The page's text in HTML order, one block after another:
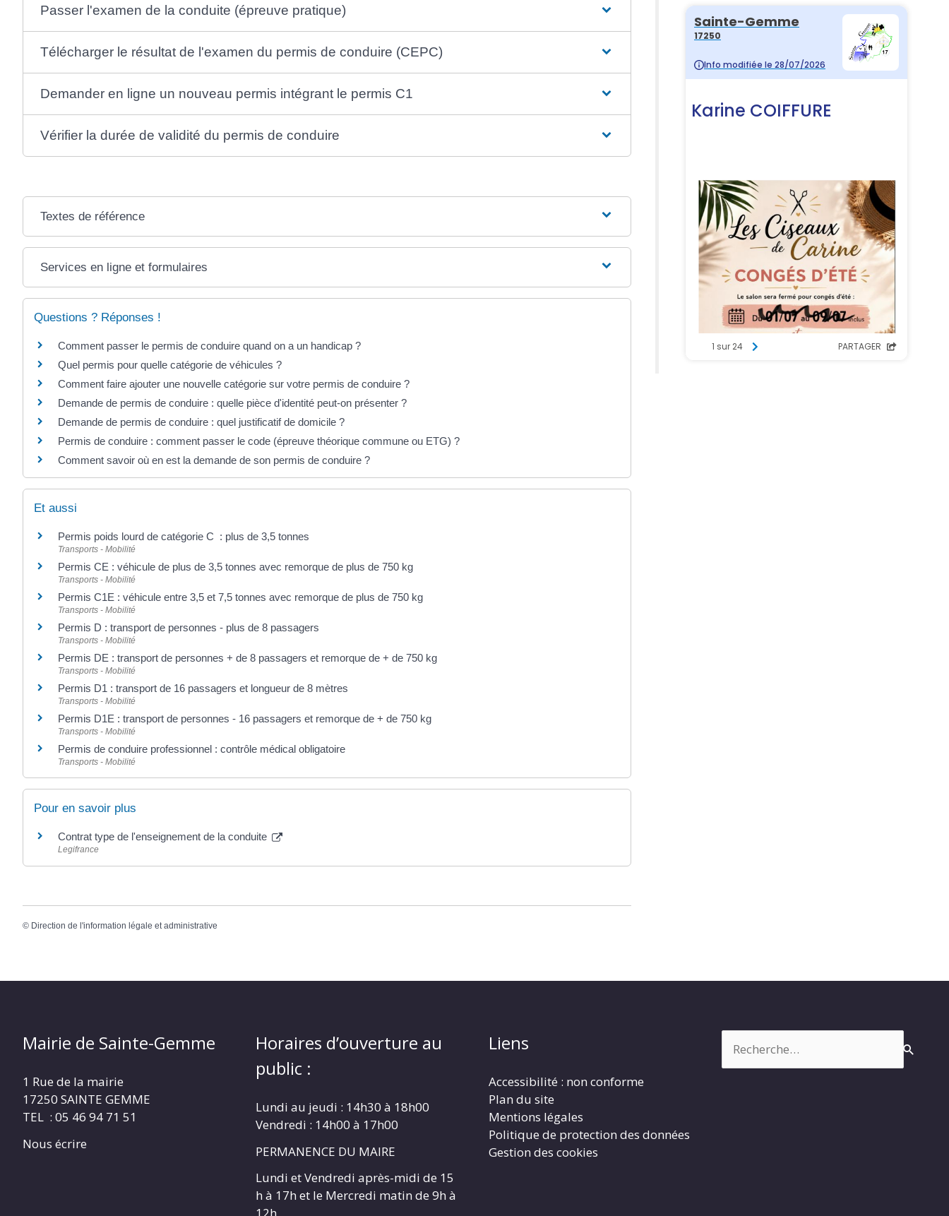
Passer l'examen de la conduite (épreuve pratique)
Télécharger le résultat de l'examen du permis de conduire (CEPC)
Demander en ligne un nouveau permis intégrant le permis C1
Vérifier la durée de validité du permis de conduire
Textes de référence
Services en ligne et formulaires
Questions ? Réponses !
Comment passer le permis de conduire quand on a un handicap ?
Quel permis pour quelle catégorie de véhicules ?
Comment faire ajouter une nouvelle catégorie sur votre permis de conduire ?
Demande de permis de conduire : quelle pièce d'identité peut-on présenter ?
Demande de permis de conduire : quel justificatif de domicile ?
Permis de conduire : comment passer le code (épreuve théorique commune ou ETG) ?
Comment savoir où en est la demande de son permis de conduire ?
Et aussi
Permis poids lourd de catégorie C : plus de 3,5 tonnes
Transports - Mobilité
Permis CE : véhicule de plus de 3,5 tonnes avec remorque de plus de 750 kg
Transports - Mobilité
Permis C1E : véhicule entre 3,5 et 7,5 tonnes avec remorque de plus de 750 kg
Transports - Mobilité
Permis D : transport de personnes - plus de 8 passagers
Transports - Mobilité
Permis DE : transport de personnes + de 8 passagers et remorque de + de 750 kg
Transports - Mobilité
Permis D1 : transport de 16 passagers et longueur de 8 mètres
Transports - Mobilité
Permis D1E : transport de personnes - 16 passagers et remorque de + de 750 kg
Transports - Mobilité
Permis de conduire professionnel : contrôle médical obligatoire
Transports - Mobilité
Pour en savoir plus
Contrat type de l'enseignement de la conduite
Legifrance
© Direction de l'information légale et administrative
Mairie de Sainte-Gemme
1 Rue de la mairie
17250 SAINTE GEMME
TEL : 05 46 94 71 51
Nous écrire
Horaires d’ouverture au
public :
Lundi au jeudi : 14h30 à 18h00
Vendredi : 14h00 à 17h00
PERMANENCE DU MAIRE
Lundi et Vendredi après-midi de 15
h à 17h et le Mercredi matin de 9h à
Liens
Accessibilité : non conforme
Plan du site
Mentions légales
Politique de protection des données
Gestion des cookies